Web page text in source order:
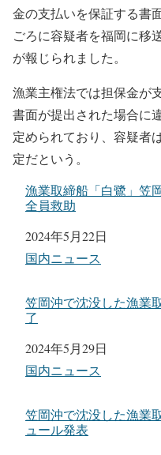
金の支払いを保証する書
ごろに容疑者を福岡に移
が報じられました。
漁業主権法では担保金が
書面が提出された場合に
定められており、容疑者
定だという。
漁業取締船「白鷺」笠
全員救助
日付
2024年5月22日
関連理由
国内ニュース
笠岡沖で沈没した漁業
了
日付
2024年5月29日
関連理由
国内ニュース
笠岡沖で沈没した漁業
ュール発表